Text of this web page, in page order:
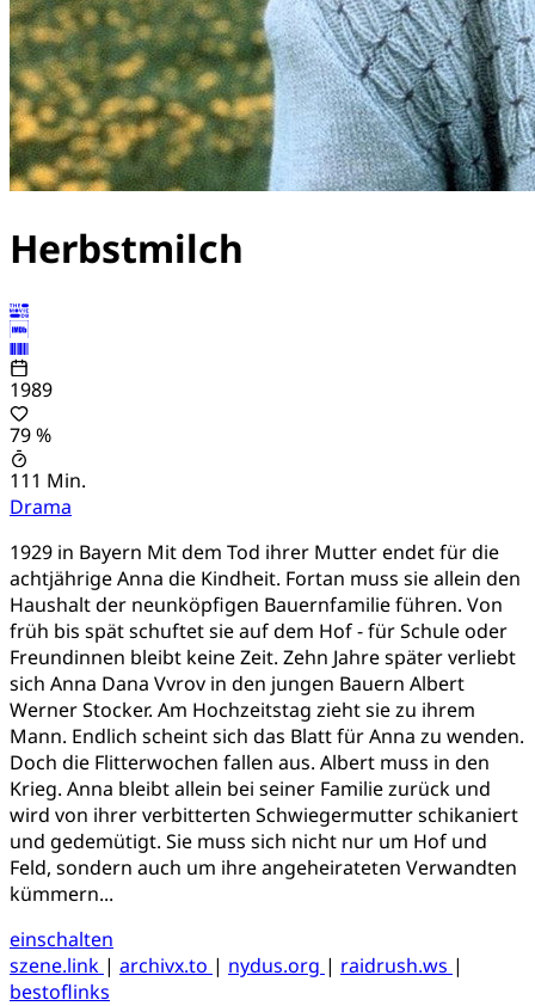
Herbstmilch
1989
79 %
111 Min.
Drama
1929 in Bayern Mit dem Tod ihrer Mutter endet für die
achtjährige Anna die Kindheit. Fortan muss sie allein den
Haushalt der neunköpfigen Bauernfamilie führen. Von
früh bis spät schuftet sie auf dem Hof - für Schule oder
Freundinnen bleibt keine Zeit. Zehn Jahre später verliebt
sich Anna Dana Vvrov in den jungen Bauern Albert
Werner Stocker. Am Hochzeitstag zieht sie zu ihrem
Mann. Endlich scheint sich das Blatt für Anna zu wenden.
Doch die Flitterwochen fallen aus. Albert muss in den
Krieg. Anna bleibt allein bei seiner Familie zurück und
wird von ihrer verbitterten Schwiegermutter schikaniert
und gedemütigt. Sie muss sich nicht nur um Hof und
Feld, sondern auch um ihre angeheirateten Verwandten
kümmern...
einschalten
szene.link | archivx.to | nydus.org | raidrush.ws |
bestoflinks